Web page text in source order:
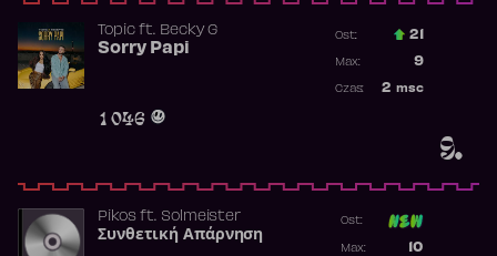
9.
Topicft. Becky G
Sorry Papi
1 046
Ost.: 21
9
Max:
2 msc
Czas:
Pikosft. Solmeister
Συνθετική Απάρνηση
Ost:
10
Max: